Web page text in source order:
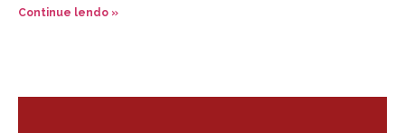
Continue lendo »